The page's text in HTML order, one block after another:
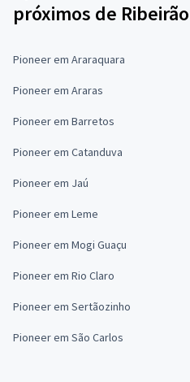
próximos de
Pioneer em Araraquara
Pioneer em Araras
Pioneer em Barretos
Pioneer em Catanduva
Pioneer em Jaú
Pioneer em Leme
Pioneer em Mogi Guaçu
Pioneer em Rio Claro
Pioneer em Sertãozinho
Pioneer em São Carlos